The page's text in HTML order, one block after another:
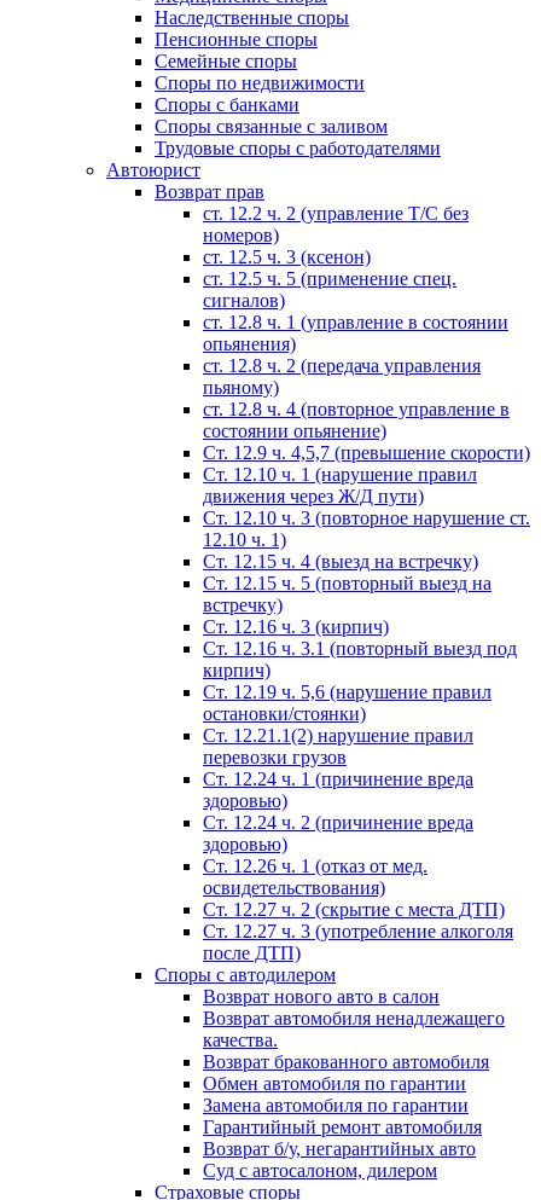
Наследственные споры
Пенсионные споры
Семейные споры
Cпоры по недвижимости
Споры с банками
Споры связанные с заливом
Трудовые споры с работодателями
Автоюрист
Возврат прав
ст. 12.2 ч. 2 (управление Т/С без
номеров)
ст. 12.5 ч. 3 (ксенон)
ст. 12.5 ч. 5 (применение спец.
сигналов)
cт. 12.8 ч. 1 (управление в состоянии
опьянения)
ст. 12.8 ч. 2 (передача управления
пьяному)
ст. 12.8 ч. 4 (повторное управление в
состоянии опьянение)
Ст. 12.9 ч. 4,5,7 (превышение скорости)
Ст. 12.10 ч. 1 (нарушение правил
движения через Ж/Д пути)
Ст. 12.10 ч. 3 (повторное нарушение ст.
12.10 ч. 1)
Ст. 12.15 ч. 4 (выезд на встречку)
Ст. 12.15 ч. 5 (повторный выезд на
встречку)
Ст. 12.16 ч. 3 (кирпич)
Ст. 12.16 ч. 3.1 (повторный выезд под
кирпич)
Ст. 12.19 ч. 5,6 (нарушение правил
остановки/стоянки)
Ст. 12.21.1(2) нарушение правил
перевозки грузов
Ст. 12.24 ч. 1 (причинение вреда
здоровью)
Ст. 12.24 ч. 2 (причинение вреда
здоровью)
Ст. 12.26 ч. 1 (отказ от мед.
освидетельствования)
Ст. 12.27 ч. 2 (скрытие с места ДТП)
Ст. 12.27 ч. 3 (употребление алкоголя
после ДТП)
Споры с автодилером
Возврат нового авто в салон
Возврат автомобиля ненадлежащего
качества.
Возврат бракованного автомобиля
Обмен автомобиля по гарантии
Замена автомобиля по гарантии
Гарантийный ремонт автомобиля
Возврат б/у, негарантийных авто
Суд с автосалоном, дилером
Страховые споры